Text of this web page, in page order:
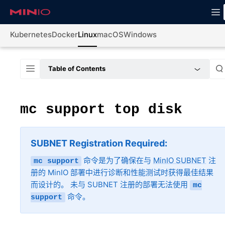
KubernetesDockerLinuxmacOSWindows
Table of Contents
mc support top disk
SUBNET Registration Required
mc support 命令是为了确保在与 MinIO SUBNET 注
册的 MinIO 部署中进行诊断和性能测试时获得最佳结果
而设计的。 未与 SUBNET 注册的部署无法使用
mc
support
命令。